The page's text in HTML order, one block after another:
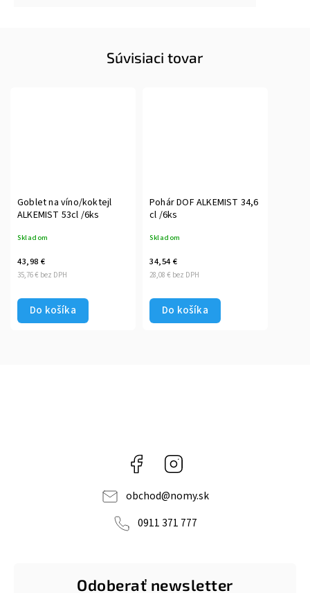
Súvisiaci tovar
Goblet na víno/koktejl
ALKEMIST 53cl /6ks
Skladom
35,76 € bez DPH
43,98 €
Do košíka
Pohár DOF ALKEMIST 34,6
cl /6ks
Skladom
28,08 € bez DPH
34,54 €
Do košíka
Facebook
obchod@nomy.sk
0911 371 777
Odoberať newsletter